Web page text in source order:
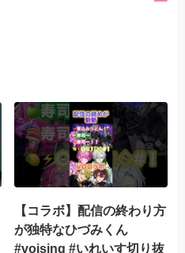
【コラボ】配信の終わり方
が独特なひづみくん
#voising #いれいす切り抜